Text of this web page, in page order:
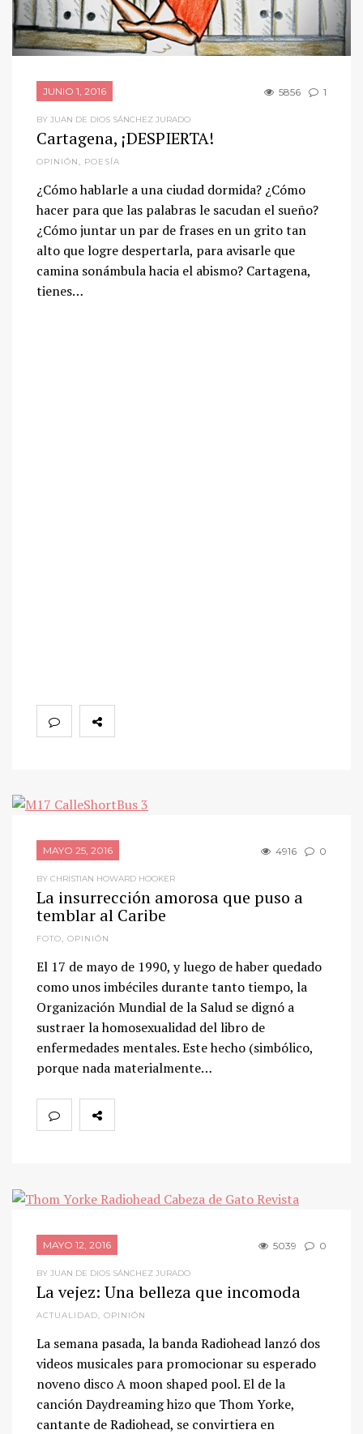
JUNIO 1, 2016 5856 1
BY JUAN DE DIOS SÁNCHEZ JURADO
Cartagena, ¡DESPIERTA!
OPINIÓN, POESÍA
¿Cómo hablarle a una ciudad dormida? ¿Cómo
hacer para que las palabras le sacudan el sueño?
¿Cómo juntar un par de frases en un grito tan
alto que logre despertarla, para avisarle que
camina sonámbula hacia el abismo? Cartagena,
tienes…
MAYO 25, 2016 4916 0
BY CHRISTIAN HOWARD HOOKER
La insurrección amorosa que puso a
temblar al Caribe
FOTO OPINIÓN
El 17 de mayo de 1990, y luego de haber quedado
como unos imbéciles durante tanto tiempo, la
Organización Mundial de la Salud se dignó a
sustraer la homosexualidad del libro de
enfermedades mentales. Este hecho (simbólico,
porque nada materialmente…
MAYO 12, 2016 5039 0
BY JUAN DE DIOS SÁNCHEZ JURADO
La vejez: Una belleza que incomoda
ACTUALIDAD OPINIÓN
La semana pasada, la banda Radiohead lanzó dos
videos musicales para promocionar su esperado
noveno disco A moon shaped pool. El de la
canción Daydreaming hizo que Thom Yorke,
cantante de Radiohead, se convirtiera en